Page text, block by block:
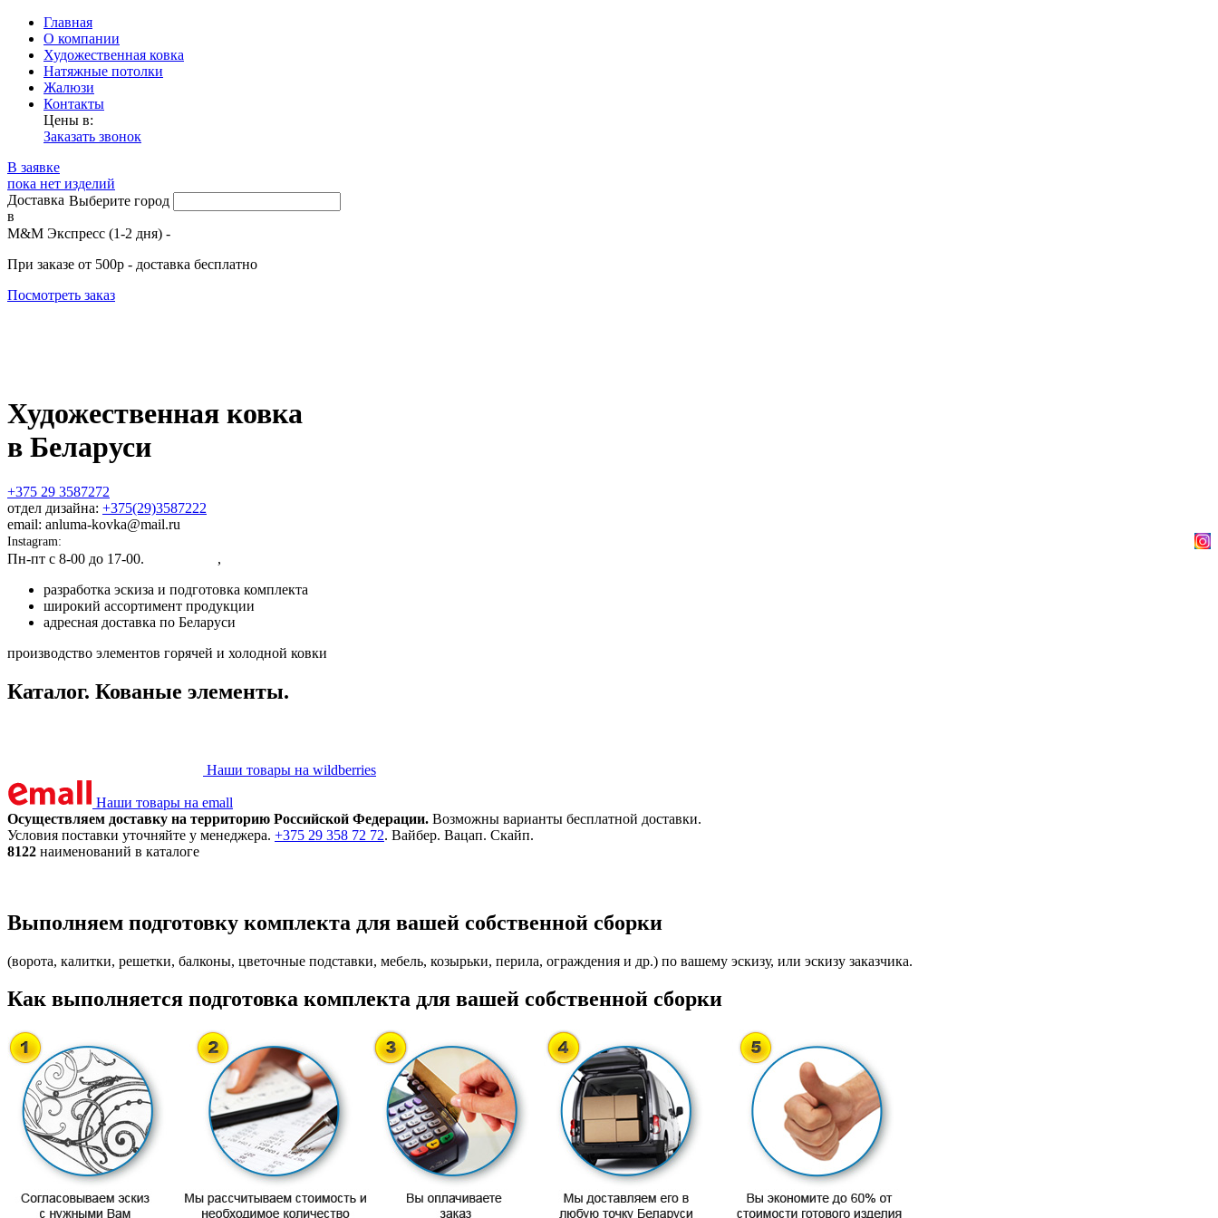
Главная
О компании
Художественная ковка
Натяжные потолки
Жалюзи
Контакты
Цены в:
Заказать звонок
В заявке
пока нет изделий
Доставка
в
Выберите город
М&М Экспресс (1-2 дня) -
При заказе от 500р - доставка бесплатно
Посмотреть заказ
Художественная ковка
в Беларуси
+375 29 3587272
отдел дизайна: +375(29)3587222
email: anluma-kovka@mail.ru
Instagram:
Пн-пт c 8-00 до 17-00. ,
разработка эскиза и подготовка комплекта
широкий ассортимент продукции
адресная доставка по Беларуси
производство элементов горячей и холодной ковки
Каталог. Кованые элементы.
Наши товары на wildberries
Наши товары на emall
Осуществляем доставку на территорию Российской Федерации. Возможны варианты бесплатной доставки.
Условия поставки уточняйте у менеджера. +375 29 358 72 72. Вайбер. Вацап. Скайп.
8122 наименований в каталоге
Выполняем подготовку комплекта для вашей собственной сборки
(ворота, калитки, решетки, балконы, цветочные подставки, мебель, козырьки, перила, ограждения и др.) по вашему эскизу, или эскизу заказчика.
Как выполняется подготовка комплекта для вашей собственной сборки